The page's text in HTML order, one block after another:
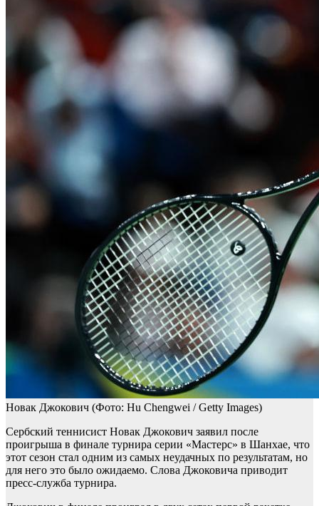
Новак Джокович (Фото: Hu Chengwei / Getty Images)
Сербский теннисист Новак Джокович заявил после
проигрыша в финале турнира серии «Мастерс» в Шанхае, что
этот сезон стал одним из самых неудачных по результатам, но
для него это было ожидаемо. Слова Джоковича приводит
пресс-служба турнира.